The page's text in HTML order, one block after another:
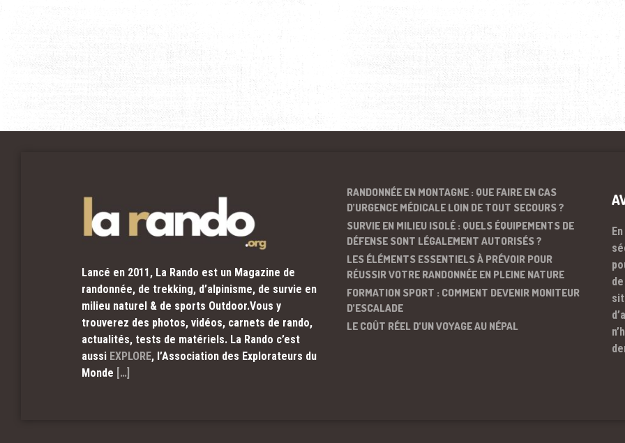
Lancé en 2011, La Rando est un Magazine de
randonnée, de trekking, d’alpinisme, de survie en
milieu naturel & de sports Outdoor.Vous y
trouverez des photos, vidéos, carnets de rando,
actualités, tests de matériels. La Rando c’est
aussi EXPLORE, l’Association des Explorateurs du
Monde […]
RANDONNÉE EN MONTAGNE : QUE FAIRE EN CAS
D’URGENCE MÉDICALE LOIN DE TOUT SECOURS ?
SURVIE EN MILIEU ISOLÉ : QUELS ÉQUIPEMENTS DE
DÉFENSE SONT LÉGALEMENT AUTORISÉS ?
LES ÉLÉMENTS ESSENTIELS À PRÉVOIR POUR
RÉUSSIR VOTRE RANDONNÉE EN PLEINE NATURE
FORMATION SPORT : COMMENT DEVENIR MONITEUR
D’ESCALADE
LE COÛT RÉEL D’UN VOYAGE AU NÉPAL